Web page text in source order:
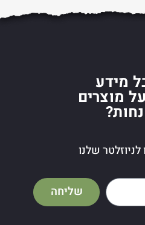
מידע
מוצרים
שלנו
שליחה